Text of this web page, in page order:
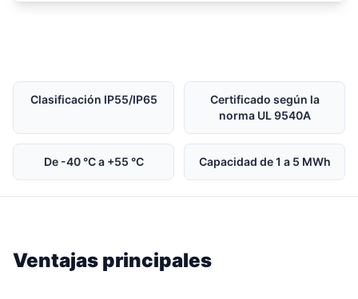
Clasificación IP55/IP65
Certificado según la
norma UL 9540A
De -40 °C a +55 °C Capacidad de 1 a 5 MWh
Ventajas principales